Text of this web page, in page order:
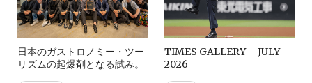
日本のガストロノミー・ツー
リズムの起爆剤となる試み。
TIMES GALLERY – JULY
2026